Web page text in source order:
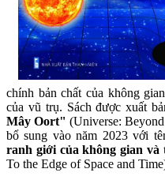
chính bản chất của không
của vũ trụ. Sách được xuất
Mây Oort" (Universe:
bổ sung vào năm 2023 với
ranh giới của không gian và
To the Edge of Space and